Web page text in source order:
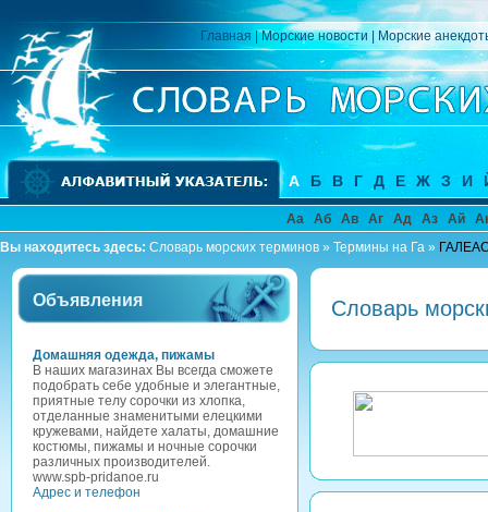
Главная |Морские новости Морские
А Б В Г Д Е Ж З И
Аа Аб Ав Аг Ад Аз Ай
Вы находитесь здесь: Словарь морских терминов » Термины на Га »
Объявления
Домашняя одежда, пижамы
В наших магазинах Вы всегда сможете
подобрать себе удобные и элегантные,
приятные телу сорочки из хлопка,
отделанные знаменитыми елецкими
кружевами, найдете халаты, домашние
костюмы, пижамы и ночные сорочки
различных производителей.
www.spb-pridanoe.ru
Адрес и телефон
Словарь